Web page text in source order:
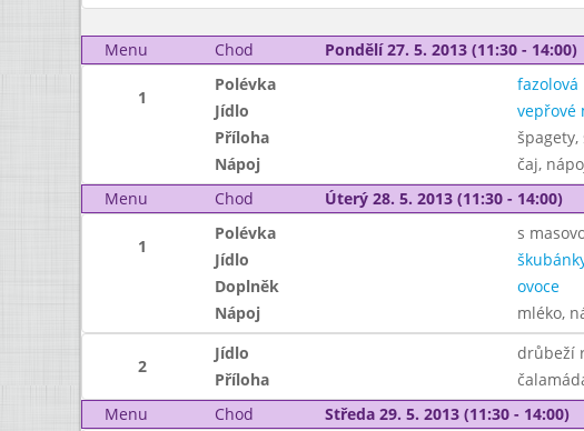
Menu
Chod Pondělí 27. 5. 2013 (11:30 - 14:00)
1
Polévka
fazolová
Jídlo
vepřové
Příloha
špagety,
Nápoj
čaj,
Menu
Chod Úterý 28. 5. 2013 (11:30 - 14:00)
1
Polévka
s
Jídlo
Doplněk
ovoce
Nápoj
mléko,
2
Jídlo
drůbeží
Příloha
Menu
Chod Středa 29. 5. 2013 (11:30 - 14:00)